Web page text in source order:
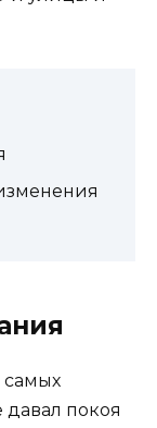
самых
давал покоя